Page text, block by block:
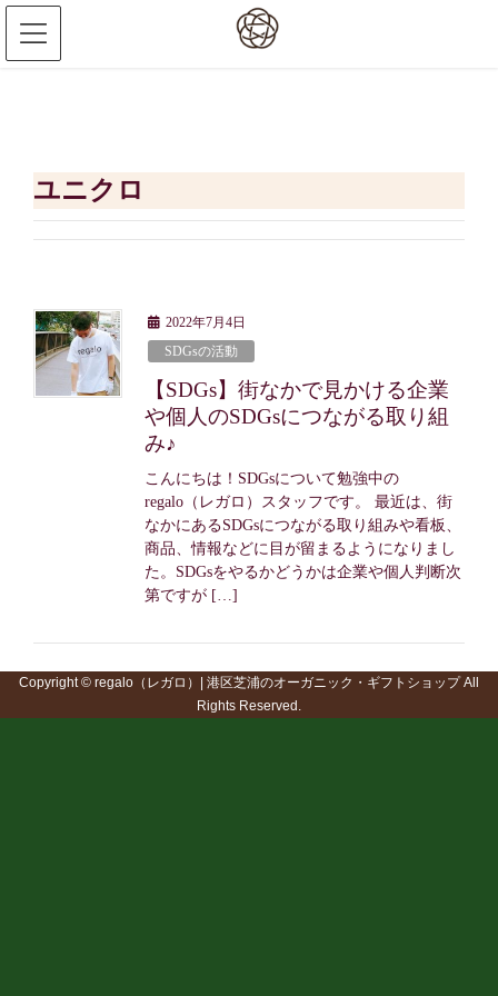
ユニクロ
2022年7月4日
SDGsの活動
【SDGs】街なかで見かける企業
や個人のSDGsにつながる取り組
み♪
こんにちは！SDGsについて勉強中の
regalo（レガロ）スタッフです。 最近は、街
なかにあるSDGsにつながる取り組みや看板、
商品、情報などに目が留まるようになりまし
た。SDGsをやるかどうかは企業や個人判断次
第ですが […]
Copyright © regalo（レガロ）| 港区芝浦のオーガニック・ギフトショップ All
Rights Reserved.